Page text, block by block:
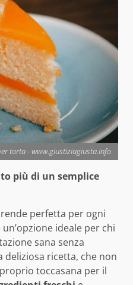
torta - www.giustiziagiusta.info
più di un semplice
perfetta per ogni
ideale per chi
sana senza
deliziosa ricetta, che non
toccasana per il